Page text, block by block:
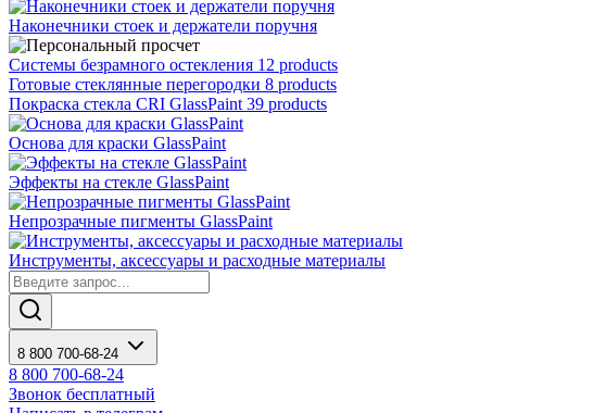
Наконечники стоек и держатели поручня
Системы безрамного остекления 12 products
Готовые стеклянные перегородки 8 products
Покраска стекла CRI GlassPaint 39 products
Основа для краски GlassPaint
Эффекты на стекле GlassPaint
Непрозрачные пигменты GlassPaint
Инструменты, аксессуары и расходные материалы
8 800 700-68-24
8 800 700-68-24
Звонок бесплатный